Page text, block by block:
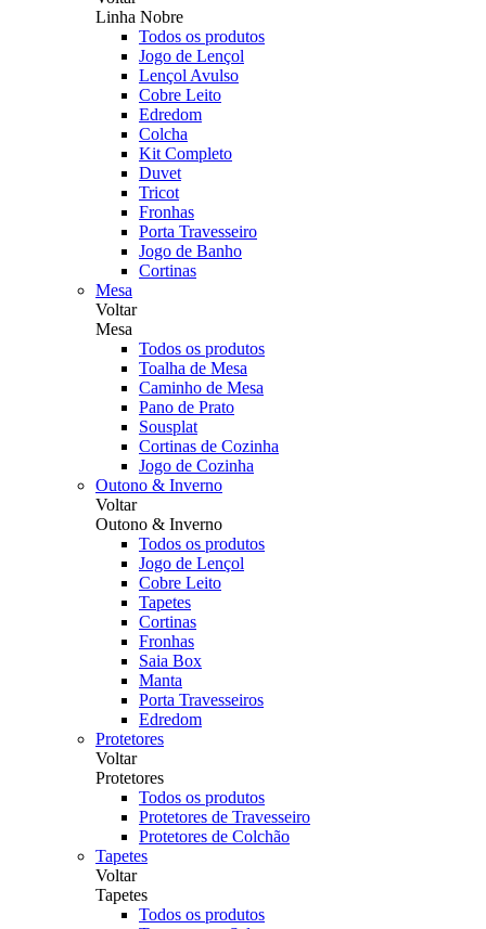
Linha Nobre
Todos os produtos
Jogo de Lençol
Lençol Avulso
Cobre Leito
Edredom
Colcha
Kit Completo
Duvet
Tricot
Fronhas
Porta Travesseiro
Jogo de Banho
Cortinas
Mesa
Voltar
Mesa
Todos os produtos
Toalha de Mesa
Caminho de Mesa
Pano de Prato
Sousplat
Cortinas de Cozinha
Jogo de Cozinha
Outono & Inverno
Voltar
Outono & Inverno
Todos os produtos
Jogo de Lençol
Cobre Leito
Tapetes
Cortinas
Fronhas
Saia Box
Manta
Porta Travesseiros
Edredom
Protetores
Voltar
Protetores
Todos os produtos
Protetores de Travesseiro
Protetores de Colchão
Tapetes
Voltar
Tapetes
Todos os produtos